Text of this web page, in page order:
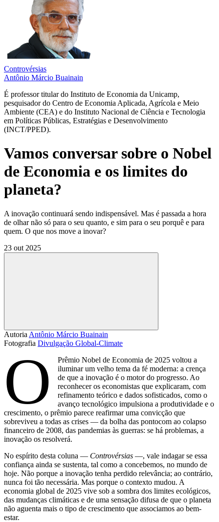
Controvérsias
Antônio Márcio Buainain
É professor titular do Instituto de Economia da Unicamp,
pesquisador do Centro de Economia Aplicada, Agrícola e Meio
Ambiente (CEA) e do Instituto Nacional de Ciência e Tecnologia
em Políticas Públicas, Estratégias e Desenvolvimento
(INCT/PPED).
Vamos conversar sobre o Nobel
de Economia e os limites do
planeta?
A inovação continuará sendo indispensável. Mas é passada a hora
de olhar não só para o seu quanto, e sim para o seu porquê e para
quem. O que nos move a inovar?
23 out 2025
Compartilhar
Autoria Antônio Márcio Buainain
Fotografia Divulgação Global-Climate
O
Prêmio Nobel de Economia de 2025 voltou a
iluminar um velho tema da fé moderna: a crença
de que a inovação é o motor do progresso. Ao
reconhecer os economistas que explicaram, com
refinamento teórico e dados sofisticados, como o
avanço tecnológico impulsiona a produtividade e o
crescimento, o prêmio parece reafirmar uma convicção que
sobreviveu a todas as crises — da bolha das pontocom ao colapso
financeiro de 2008, das pandemias às guerras: se há problemas, a
inovação os resolverá.
No espírito desta coluna — Controvérsias —, vale indagar se essa
confiança ainda se sustenta, tal como a concebemos, no mundo de
hoje. Não porque a inovação tenha perdido relevância; ao contrário,
nunca foi tão necessária. Mas porque o contexto mudou. A
economia global de 2025 vive sob a sombra dos limites ecológicos,
das mudanças climáticas e de uma sensação difusa de que o planeta
não aguenta mais o tipo de crescimento que associamos ao bem-
estar.